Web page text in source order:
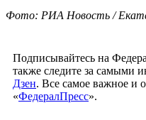
Фото: РИА Новость /
Подписывайтесь на
также следите за самыми
Дзен. Все самое важное и
«ФедералПресс».